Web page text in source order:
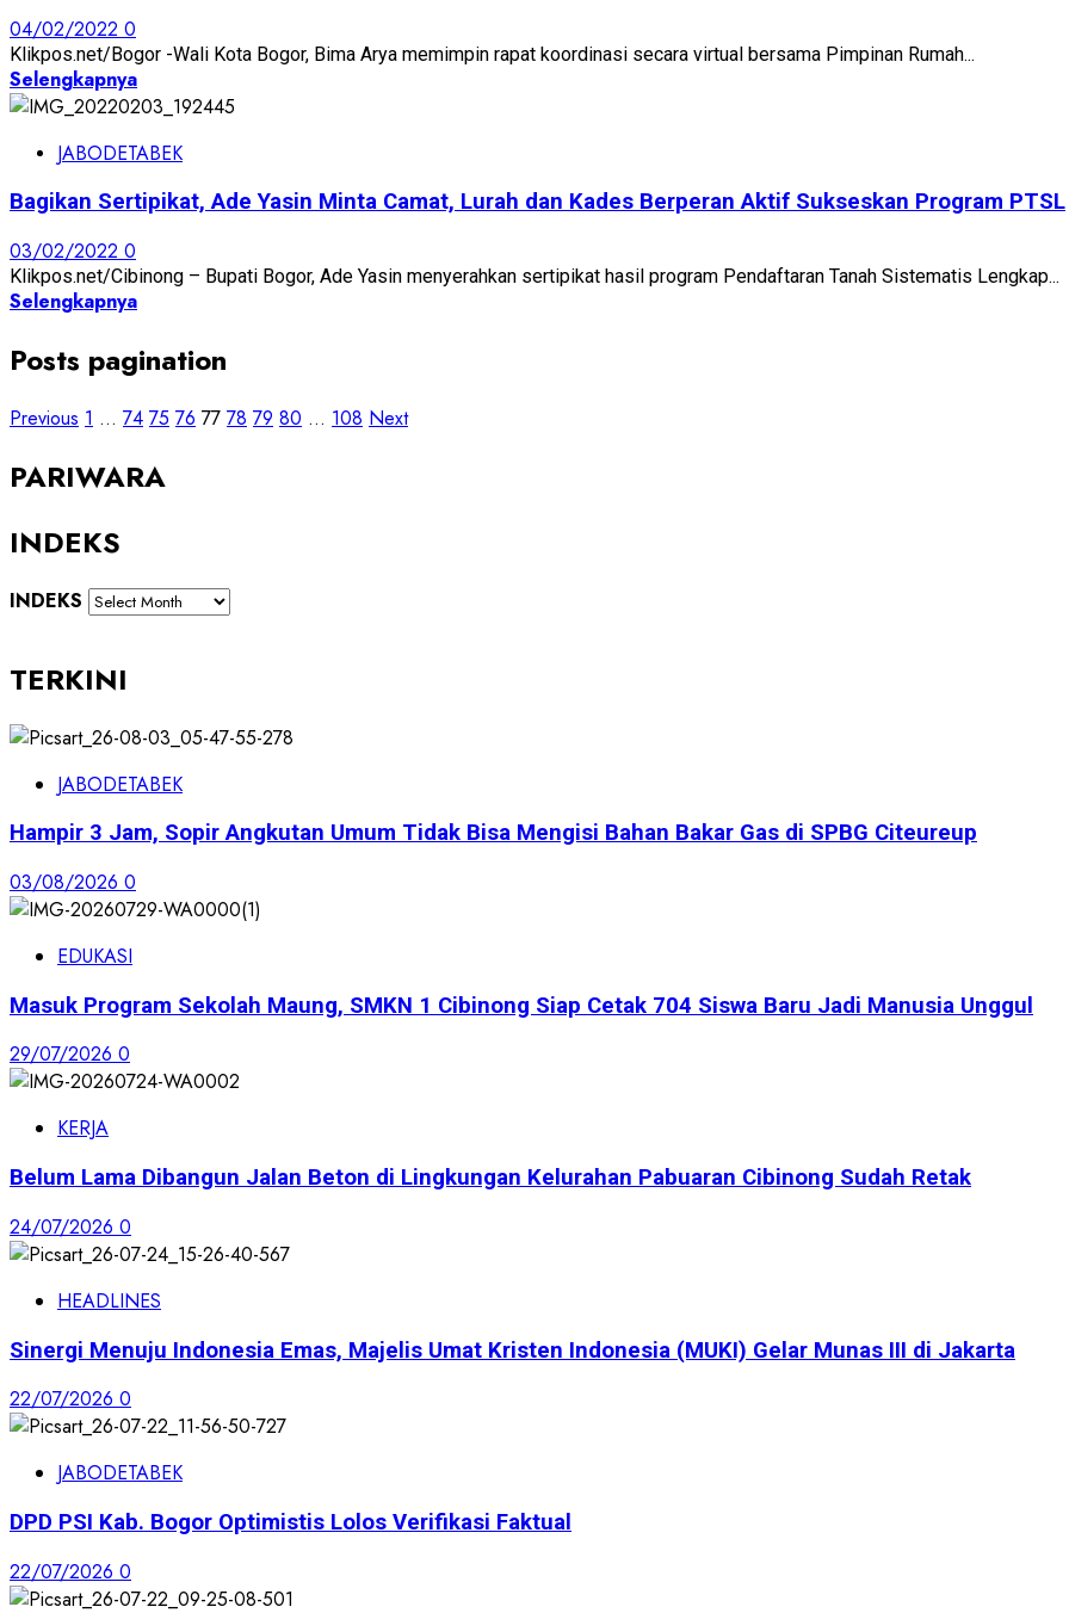
04/02/2022 0
Klikpos.net/Bogor -Wali Kota Bogor, Bima Arya memimpin rapat koordinasi secara virtual bersama Pimpinan Rumah...
Selengkapnya
JABODETABEK
Bagikan Sertipikat, Ade Yasin Minta Camat, Lurah dan Kades Berperan Aktif Sukseskan Program PTSL
03/02/2022 0
Klikpos.net/Cibinong – Bupati Bogor, Ade Yasin menyerahkan sertipikat hasil program Pendaftaran Tanah Sistematis Lengkap...
Selengkapnya
Posts pagination
Previous 1 … 74 75 76 77 78 79 80 … 108 Next
PARIWARA
INDEKS
INDEKS
TERKINI
JABODETABEK
Hampir 3 Jam, Sopir Angkutan Umum Tidak Bisa Mengisi Bahan Bakar Gas di SPBG Citeureup
03/08/2026 0
EDUKASI
Masuk Program Sekolah Maung, SMKN 1 Cibinong Siap Cetak 704 Siswa Baru Jadi Manusia Unggul
29/07/2026 0
KERJA
Belum Lama Dibangun Jalan Beton di Lingkungan Kelurahan Pabuaran Cibinong Sudah Retak
24/07/2026 0
HEADLINES
Sinergi Menuju Indonesia Emas, Majelis Umat Kristen Indonesia (MUKI) Gelar Munas III di Jakarta
22/07/2026 0
JABODETABEK
DPD PSI Kab. Bogor Optimistis Lolos Verifikasi Faktual
22/07/2026 0